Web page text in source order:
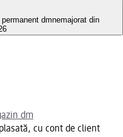
dmnemajorat din
dm
cu cont de client